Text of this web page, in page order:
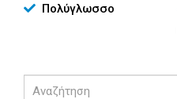
Πολύγλωσσο